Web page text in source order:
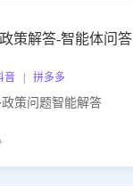
策解答-智能体问答
| 拼多多
策问题智能解答